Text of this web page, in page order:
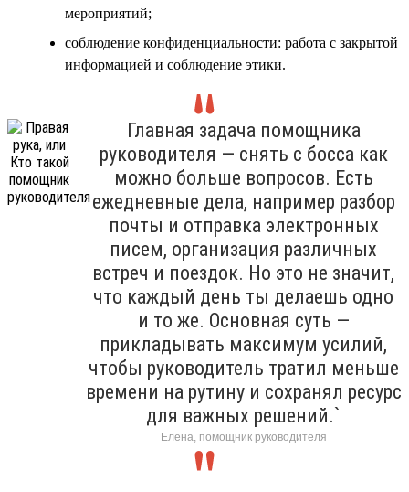
мероприятий;
соблюдение конфиденциальности: работа с закрытой
информацией и соблюдение этики.
Главная задача помощника
руководителя — снять с босса как
можно больше вопросов. Есть
ежедневные дела, например разбор
почты и отправка электронных
писем, организация различных
встреч и поездок. Но это не значит,
что каждый день ты делаешь одно
и то же. Основная суть —
прикладывать максимум усилий,
чтобы руководитель тратил меньше
времени на рутину и сохранял ресурс
для важных решений.`
Елена, помощник руководителя